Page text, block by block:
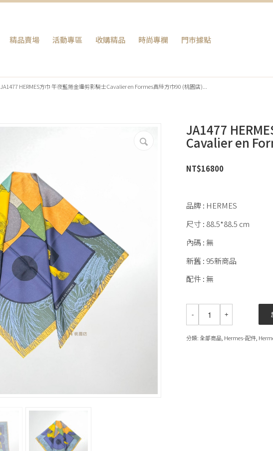
精品賣場 活動專區 收購精品 時尚專欄 門巿據點
JA1477 HERMES方巾 午夜藍捲金邊剪影騎士Cavalier en Formes真絲方巾90 (桃園店)...
JA1477
Cavalier en
NT$16800
品牌 : HERMES
尺寸 : 88.5*88.5 cm
內碼 : 無
新舊 : 95新商品
配件 : 無
分類:全部商品 Hermes-配件